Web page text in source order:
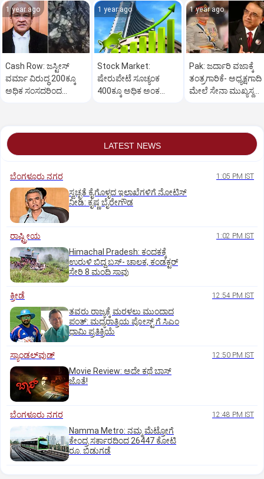
1 year ago
Cash Row: ಜಸ್ಟೀಸ್‌
ವರ್ಮಾ ವಿರುದ್ಧ 200ಕ್ಕೂ
ಅಧಿಕ ಸಂಸದರಿಂದ
1 year ago
Stock Market:
ಷೇರುಪೇಟೆ ಸೂಚ್ಯಂಕ
400ಕ್ಕೂ ಅಧಿಕ ಅಂಕ
1 year ago
Pak: ಜರ್ದಾರಿ ವಜಾಕ್ಕೆ
ತಂತ್ರಗಾರಿಕೆ- ಅಧ್ಯಕ್ಷಗಾದಿ
ಮೇಲೆ ಸೇನಾ ಮುಖ್ಯಸ್ಥ
LATEST NEWS
ಬೆಂಗಳೂರು ನಗರ 1:05 PM IST
ಸ್ವಚ್ಛತೆ ಕೈಗೊಳ್ಳದ ಇಲಾಖೆಗಳಿಗೆ ನೋಟಿಸ್‌
ನೀಡಿ: ಕೃಷ್ಣ ಬೈರೇಗೌಡ
ರಾಷ್ಟ್ರೀಯ 1:02 PM IST
Himachal Pradesh: ಕಂದಕಕ್ಕೆ
ಉರುಳಿ ಬಿದ್ದ ಬಸ್-‌ ಚಾಲಕ, ಕಂಡಕ್ಟರ್‌
ಸೇರಿ 8 ಮಂದಿ ಸಾವು
ಕ್ರೀಡೆ 12:54 PM IST
ತವರು ರಾಜ್ಯಕ್ಕೆ ಮರಳಲು ಮುಂದಾದ
ಪಂತ್:‌ ಮಧ್ಯರಾತ್ರಿಯ ಪೋಸ್ಟ್‌ ಗೆ ಸಿಎಂ
ಧಾಮಿ ಪ್ರತಿಕ್ರಿಯೆ
ಸ್ಯಾಂಡಲ್‌ವುಡ್‌ 12:50 PM IST
Movie Review: ಅದೇ ಕಥೆ ಬಾಸ್‌
ಜೊತೆ!
ಬೆಂಗಳೂರು ನಗರ 12:48 PM IST
Namma Metro: ನಮ್ಮ ಮೆಟ್ರೋಗೆ
ಕೇಂದ್ರ ಸರ್ಕಾರದಿಂದ 26447 ಕೋಟಿ
ರೂ. ಬಿಡುಗಡೆ